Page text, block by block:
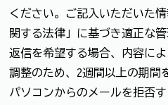
ください。ご記入いただいた
関する法律」に基づき適正な管
返信を希望する場合、内容に
調整のため、2週間以上の期間
パソコンからのメールを拒否